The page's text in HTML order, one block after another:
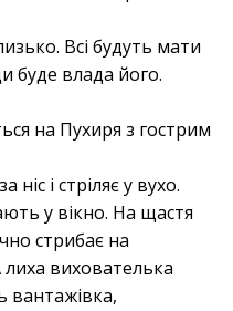
Всі будуть мати
буде влада його.
на Пухиря з гострим
ніс і стріляє у вухо.
у вікно. На щастя
стрибає на
вихователька
вантажівка,